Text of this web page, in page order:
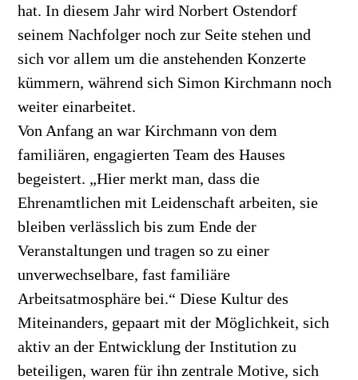
hat. In diesem Jahr wird Norbert Ostendorf
seinem Nachfolger noch zur Seite stehen und
sich vor allem um die anstehenden Konzerte
kümmern, während sich Simon Kirchmann noch
weiter einarbeitet.
Von Anfang an war Kirchmann von dem
familiären, engagierten Team des Hauses
begeistert. „Hier merkt man, dass die
Ehrenamtlichen mit Leidenschaft arbeiten, sie
bleiben verlässlich bis zum Ende der
Veranstaltungen und tragen so zu einer
unverwechselbare, fast familiäre
Arbeitsatmosphäre bei.“ Diese Kultur des
Miteinanders, gepaart mit der Möglichkeit, sich
aktiv an der Entwicklung der Institution zu
beteiligen, waren für ihn zentrale Motive, sich